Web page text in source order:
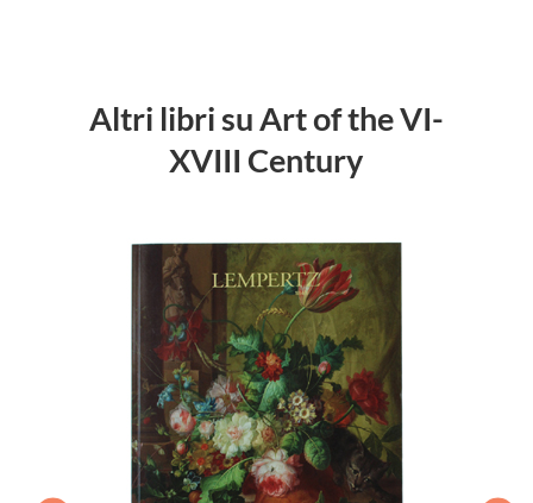
Altri libri su Art of the VI-
XVIII Century